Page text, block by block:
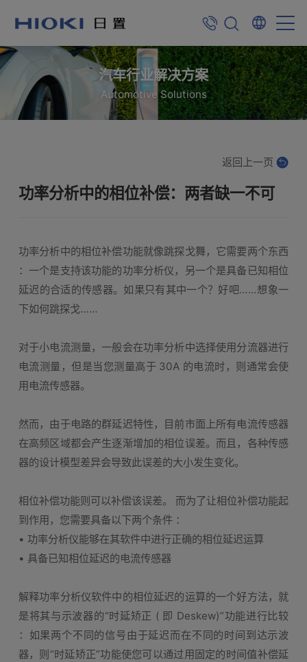
汽车行业解决方案
Automotive Solutions
功率分析中的相位补偿：两者缺一不可
返回上一页
功率分析中的相位补偿功能就像跳探戈舞，它需要两个东西
：一个是支持该功能的功率分析仪，另一个是具备已知相位
延迟的合适的传感器。如果只有其中一个？好吧……想象一
下如何跳探戈……
对于小电流测量，一般会在功率分析中选择使用分流器进行
电流测量，但是当您测量高于 30A 的电流时，则通常会使
用电流传感器。
然而，由于电路的群延迟特性，目前市面上所有电流传感器
在高频区域都会产生逐渐增加的相位误差。而且，各种传感
器的设计模型差异会导致此误差的大小发生变化。
相位补偿功能则可以补偿该误差。 而为了让相位补偿功能起
到作用，您需要具备以下两个条件 ：
• 功率分析仪能够在其软件中进行正确的相位延迟运算
• 具备已知相位延迟的电流传感器
解释功率分析仪软件中的相位延迟的运算的一个好方法，就
是将其与示波器的“时延矫正 ( 即 Deskew)”功能进行比较
：如果两个不同的信号由于延迟而在不同的时间到达示波
器，则“时延矫正”功能使您可以通过用固定的时间值补偿延